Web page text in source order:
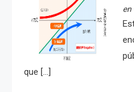
en
que […]